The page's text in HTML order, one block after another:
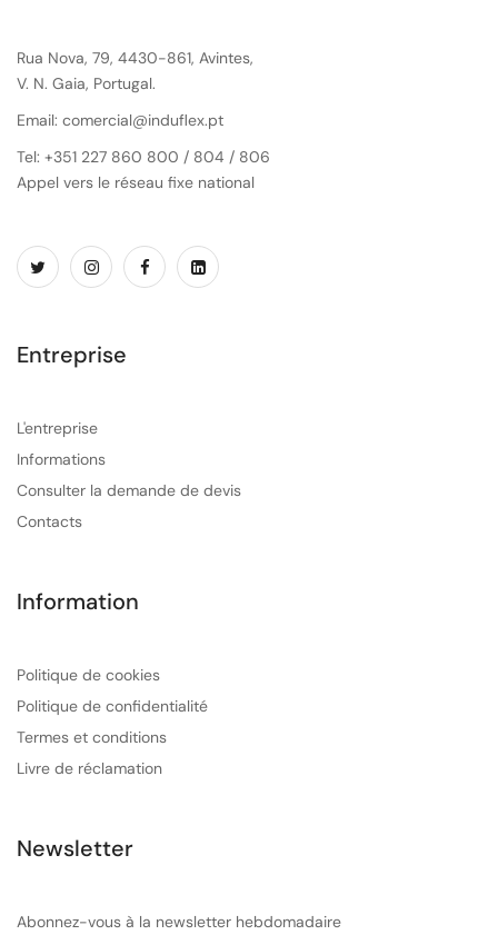
Rua Nova, 79, 4430-861, Avintes,
V. N. Gaia, Portugal.
Email: comercial@induflex.pt
Tel: +351 227 860 800 / 804 / 806
Appel vers le réseau fixe national
Entreprise
L'entreprise
Informations
Consulter la demande de devis
Contacts
Information
Politique de cookies
Politique de confidentialité
Termes et conditions
Livre de réclamation
Newsletter
Abonnez-vous à la newsletter hebdomadaire